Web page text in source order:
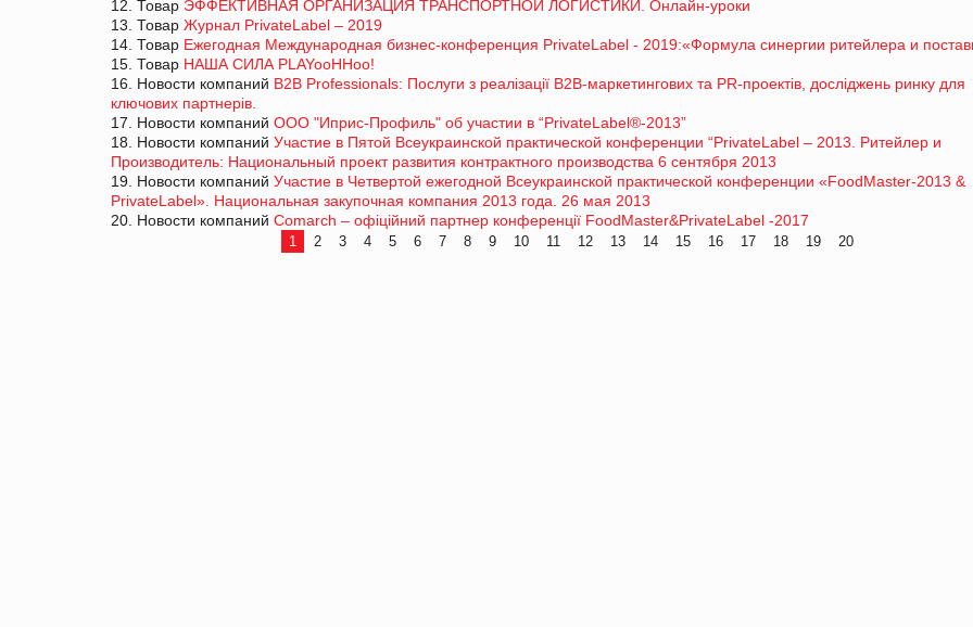
12. Товар ЭФФЕКТИВНАЯ ОРГАНИЗАЦИЯ ТРАНСПОРТНОЙ ЛОГИСТИКИ. Онлайн-уроки
13. Товар Журнал PrivateLabel – 2019
14. Товар Ежегодная Международная бизнес-конференция PrivateLabel - 2019:«Формула синергии ритейлера и
15. Товар НАША СИЛА PLAYooHHoo!
16. Новости компаний B2B Professionals: Послуги з реалізації В2В-маркетингових та PR-проектів, досліджень ринку для
ключових партнерів.
17. Новости компаний ООО "Иприс-Профиль" об участии в “PrivateLabel®-2013”
18. Новости компаний Участие в Пятой Всеукраинской практической конференции “PrivateLabel – 2013. Ритейлер и
Производитель: Национальный проект развития контрактного производства 6 сентября 2013
19. Новости компаний Участие в Четвертой ежегодной Всеукраинской практической конференции «FoodMaster-2013 &
PrivateLabel». Национальная закупочная компания 2013 года. 26 мая 2013
20. Новости компаний Comarch – офіційний партнер конференції FoodMaster&PrivateLabel -2017
1 2 3 4 5 6 7 8 9 10 11 12 13 14 15 16 17 18 19 20